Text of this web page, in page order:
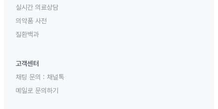
실시간 의료상담
의약품 사전
질환백과
고객센터
채팅 문의 : 채널톡
메일로 문의하기